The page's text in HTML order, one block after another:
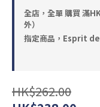
全店，全單 購買 滿
外）
指定商品，Esprit
HK$262.00